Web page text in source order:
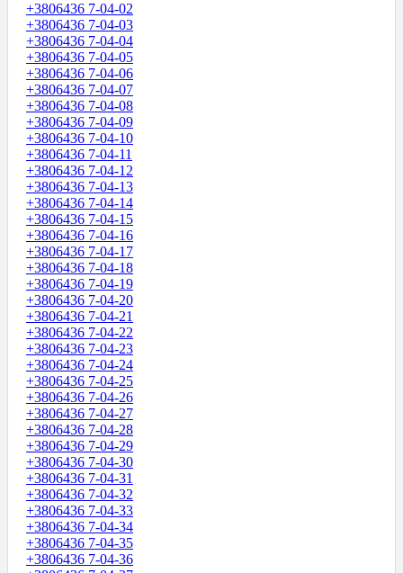
+3806436 7-04-02
+3806436 7-04-03
+3806436 7-04-04
+3806436 7-04-05
+3806436 7-04-06
+3806436 7-04-07
+3806436 7-04-08
+3806436 7-04-09
+3806436 7-04-10
+3806436 7-04-11
+3806436 7-04-12
+3806436 7-04-13
+3806436 7-04-14
+3806436 7-04-15
+3806436 7-04-16
+3806436 7-04-17
+3806436 7-04-18
+3806436 7-04-19
+3806436 7-04-20
+3806436 7-04-21
+3806436 7-04-22
+3806436 7-04-23
+3806436 7-04-24
+3806436 7-04-25
+3806436 7-04-26
+3806436 7-04-27
+3806436 7-04-28
+3806436 7-04-29
+3806436 7-04-30
+3806436 7-04-31
+3806436 7-04-32
+3806436 7-04-33
+3806436 7-04-34
+3806436 7-04-35
+3806436 7-04-36